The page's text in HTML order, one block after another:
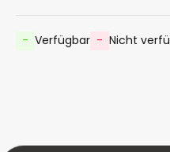
- Verfügbar - Nicht